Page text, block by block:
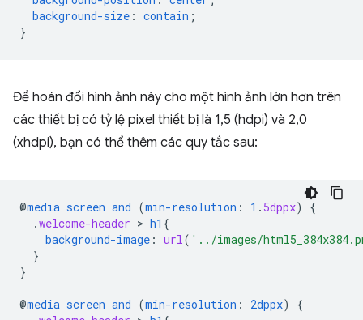
background-size : contain ;
}
Để hoán đổi hình ảnh này cho một hình ảnh lớn hơn trên
các thiết bị có tỷ lệ pixel thiết bị là 1,5 (hdpi) và 2,0
(xhdpi), bạn có thể thêm các quy tắc sau:
@media screen and (min-resolution : 1 . 5dppx)
{
.welcome-header > h1 {
background-image : url( '../images/
}
}
@media screen and (min-resolution : 2dppx)
{